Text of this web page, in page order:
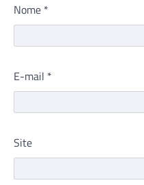
Nome *
E-mail *
Site